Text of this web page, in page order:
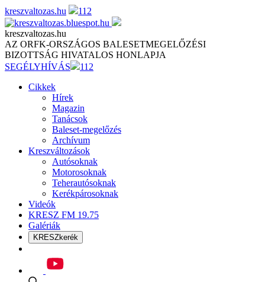
Skip
to
content
kreszvaltozas.hu 112
kreszvaltozas.hu
AZ ORFK-ORSZÁGOS BALESETMEGELŐZÉSI
BIZOTTSÁG HIVATALOS HONLAPJA
SEGÉLYHÍVÁS
112
Cikkek
Hírek
Magazin
Tanácsok
Baleset-megelőzés
Archívum
Kreszváltozások
Autósoknak
Motorosoknak
Teherautósoknak
Kerékpárosoknak
Videók
KRESZ FM 19.75
Galériák
KRESZkerék